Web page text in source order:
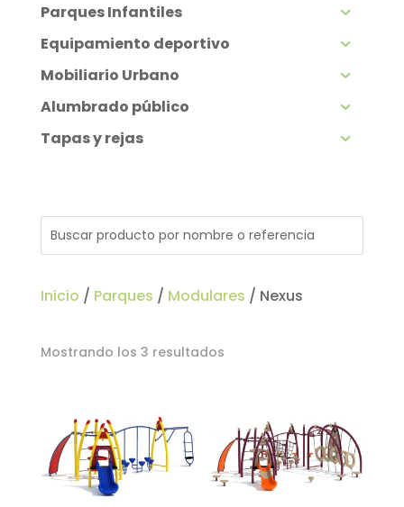
Parques Infantiles
Equipamiento deportivo
Mobiliario Urbano
Alumbrado público
Tapas y rejas
Inicio / Parques / Modulares / Nexus
Mostrando los 3 resultadosOrdenado
últimos